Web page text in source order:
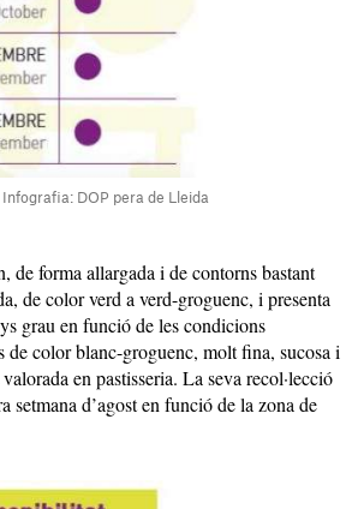
DOP pera de Lleida
de forma allargada i de contorns bastant
de color verd a verd-groguenc, i presenta
grau en funció de les condicions
de color blanc-groguenc, molt fina, sucosa i
en pastisseria. La seva recol·lecció
setmana d’agost en funció de la zona de